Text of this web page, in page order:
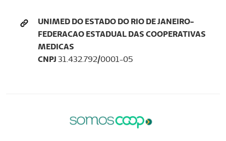
UNIMED DO ESTADO DO RIO DE JANEIRO-
FEDERACAO ESTADUAL DAS COOPERATIVAS
MEDICAS
CNPJ31.432.792/0001-05